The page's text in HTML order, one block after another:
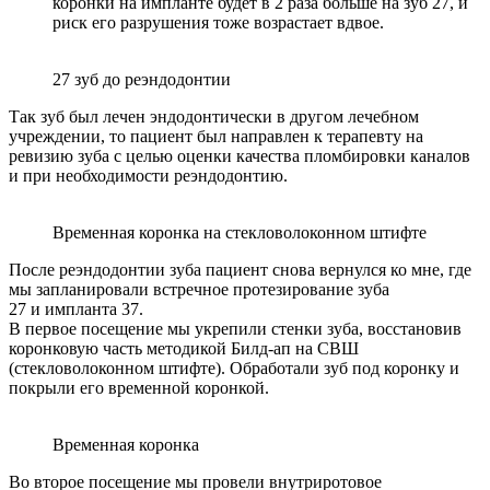
риск его разрушения тоже возрастает вдвое.
27 зуб до реэндодонтии
Так зуб был лечен эндодонтически в другом лечебном
учреждении, то пациент был направлен к терапевту на
ревизию зуба с целью оценки качества пломбировки каналов
и при необходимости реэндодонтию.
Временная коронка на стекловолоконном штифте
После реэндодонтии зуба пациент снова вернулся ко мне, где
мы запланировали встречное протезирование зуба
27 и импланта 37.
В первое посещение мы укрепили стенки зуба, восстановив
коронковую часть методикой Билд-ап на СВШ
(стекловолоконном штифте). Обработали зуб под коронку и
покрыли его временной коронкой.
Временная коронка
Во второе посещение мы провели внутриротовое